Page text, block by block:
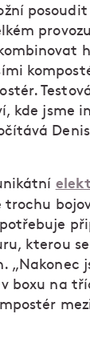
kde jsme
trochu
kterou
„Nakonec
boxu na